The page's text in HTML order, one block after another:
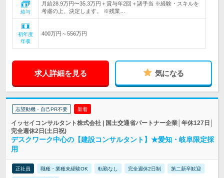
給与
月給28.9万円〜35.3万円＋賞与年2回＋諸手当 ※経験・スキルを
考慮の上、決定します。 ※残業…
初年度
年収
400万円～556万円
求人詳細を見る 気になる
志望動機・自己PR不要 新着
イッセイコンサルタント株式会社 | 国土交通省パートナー企業│年休127日│
完全週休2日(土日祝)
デスクワーク中心の【建設コンサルタント】★愛知・岐阜限定採
用
正社員 職種・業種未経験OK 転勤なし 完全週休2日制 第二新卒歓迎